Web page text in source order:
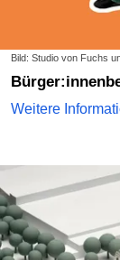
Bild: Studio von Fuchs
Weitere